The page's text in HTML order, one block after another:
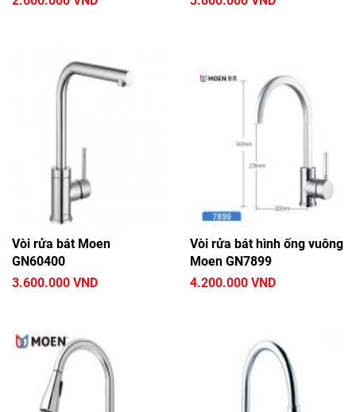
Vòi rửa bát Moen
GN60400
3.600.000 VND
Vòi rửa bát hình ống vuông
Moen GN7899
4.200.000 VND